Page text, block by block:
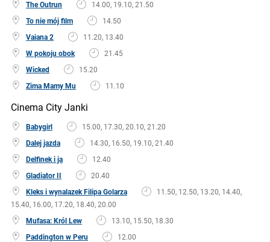
The Outrun
14.00, 19.10, 21.50
To nie mój film
14.50
Vaiana 2
11.20, 13.40
W pokoju obok
21.45
Wicked
15.20
Zima Mamy Mu
11.10
Cinema City Janki
Babygirl
15.00, 17.30, 20.10, 21.20
Dalej jazda
14.30, 16.50, 19.10, 21.40
Delfinek i ja
12.40
Gladiator II
20.40
Kleks i wynalazek Filipa Golarza
11.50, 12.50, 13.20, 14.40,
15.40, 16.00, 17.20, 18.40, 20.00
Mufasa: Król Lew
13.10, 15.50, 18.30
Paddington w Peru
12.00